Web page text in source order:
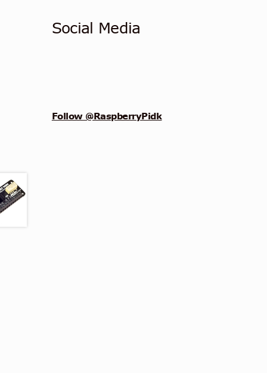
Social Media
Follow @RaspberryPidk